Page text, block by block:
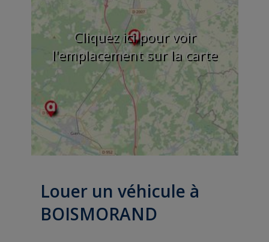
Cliquez ici pour voir
l'emplacement sur la carte
Louer un véhicule à
BOISMORAND